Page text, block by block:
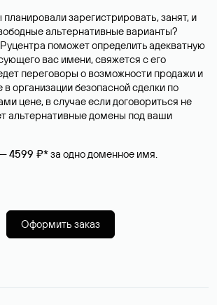
зарегистрировать, занят, и
альтернативные варианты?
поможет определить адекватную
вас имени, свяжется с его
переговоры о возможности продажи и
в организации безопасной сделки по
цене, в случае если договориться не
альтернативные домены под ваши
4599 ₽*за одно доменное имя.
Оформить заказ